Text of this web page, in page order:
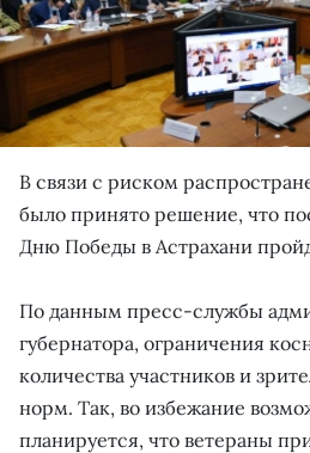
В связи с риском
было принято решение, что
Дню Победы в Астрахани
По данным пресс-службы
губернатора, ограничения
количества участников и
норм. Так, во избежание
планируется, что ветераны